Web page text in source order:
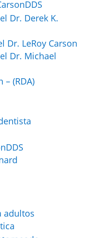
Dr. Derek K.
Dr. LeRoy Carson
Dr. Michael
– (RDA)
adultos